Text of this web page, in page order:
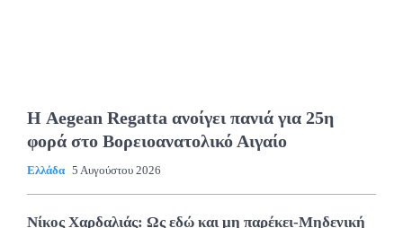
Η Aegean Regatta ανοίγει πανιά για 25η
φορά στο Βορειοανατολικό Αιγαίο
Ελλάδα 5 Αυγούστου 2026
Νίκος Χαρδαλιάς: Ως εδώ και μη παρέκει-Μηδενική